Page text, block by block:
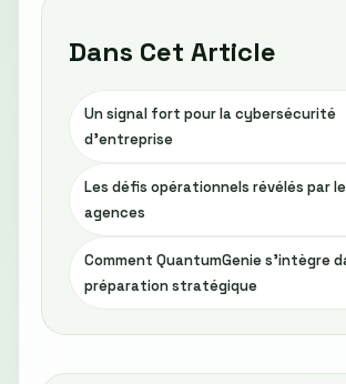
Dans Cet Article
Un signal fort pour la cybersécurité
d’entreprise
Les défis opérationnels révélés par
agences
Comment QuantumGenie s’intègre
préparation stratégique